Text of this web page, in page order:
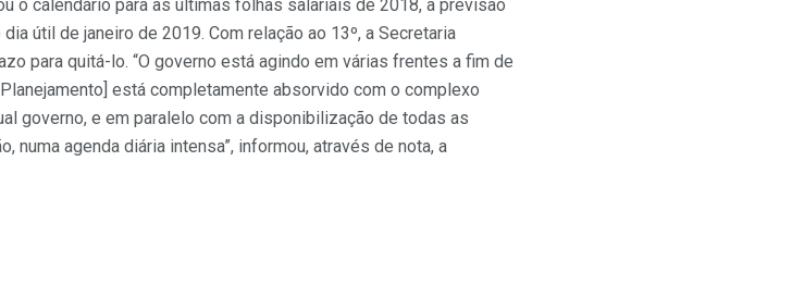
o calendário para as últimas folhas salariais de 2018, a previsão
útil de janeiro de 2019. Com relação ao 13º, a Secretaria
para quitá-lo. “O governo está agindo em várias frentes a fim de
está completamente absorvido com o complexo
governo, e em paralelo com a disponibilização de todas as
numa agenda diária intensa”, informou, através de nota, a